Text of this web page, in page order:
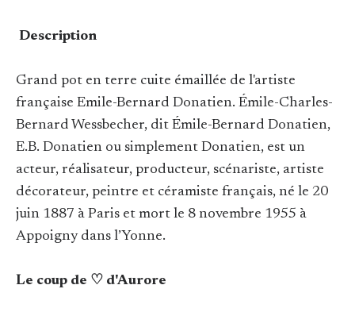
Description
Grand pot en terre cuite émaillée de l'artiste
française Emile-Bernard Donatien. Émile-Charles-
Bernard Wessbecher, dit Émile-Bernard Donatien,
E.B. Donatien ou simplement Donatien, est un
acteur, réalisateur, producteur, scénariste, artiste
décorateur, peintre et céramiste français, né le 20
juin 1887 à Paris et mort le 8 novembre 1955 à
Appoigny dans l’Yonne.
Le coup de ♡ d'Aurore